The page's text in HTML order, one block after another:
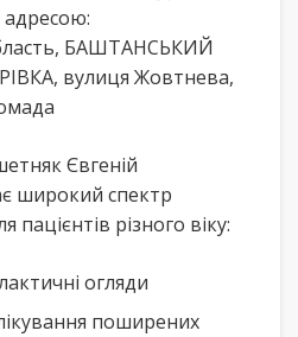
БАШТАНСЬКИЙ
вулиця Жовтнева,
Євгеній
широкий спектр
пацієнтів різного віку:
огляди
поширених